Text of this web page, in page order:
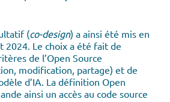
(co-design) a ainsi été mis en
2024. Le choix a été fait de
de l’Open Source
modification, partage) et de
d’IA. La définition Open
ainsi un accès au code source